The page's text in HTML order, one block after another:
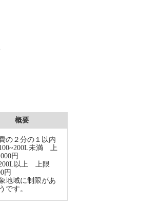
概要
の２分の１以内
未満 上
円
以上 上限
円
地域に制限があ
です。